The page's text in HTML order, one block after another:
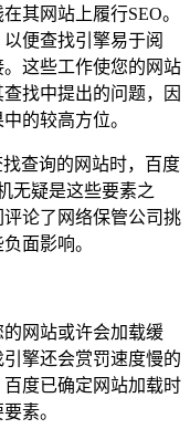
其网站上履行SEO。
便查找引擎易于阅
这些工作使您的网站
找中提出的问题，因
的较高方位。
查询的网站时，百度
无疑是这些要素之
论了网络保管公司挑
面影响。
网站或许会加载缓
擎还会赏罚速度慢的
度已确定网站加载时
素。